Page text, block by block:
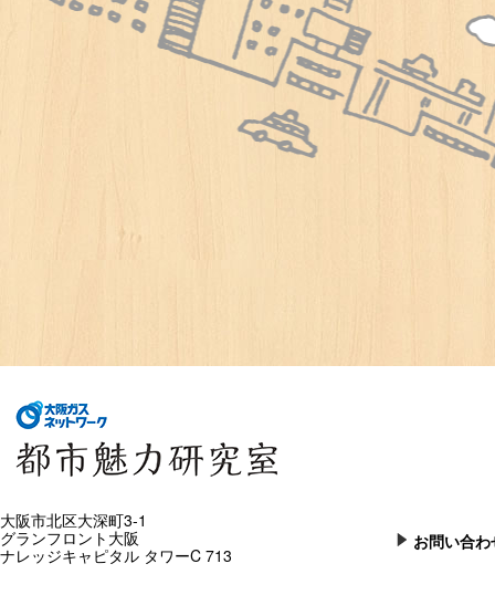
お問い合わ
大阪市北区大深町3-1
グランフロント大阪
ナレッジキャピタル タワーC 713